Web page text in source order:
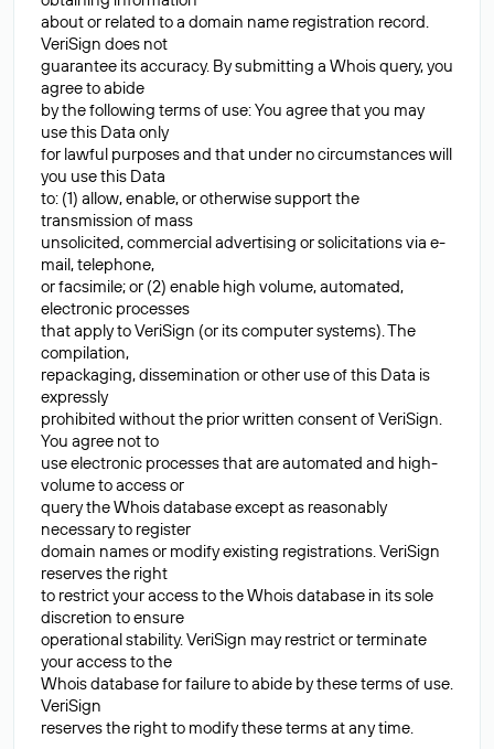
about or related to a domain name registration record.
VeriSign does not
guarantee its accuracy. By submitting a Whois query, you
agree to abide
by the following terms of use: You agree that you may
use this Data only
for lawful purposes and that under no circumstances will
you use this Data
to: (1) allow, enable, or otherwise support the
transmission of mass
unsolicited, commercial advertising or solicitations via e-
mail, telephone,
or facsimile; or (2) enable high volume, automated,
electronic processes
that apply to VeriSign (or its computer systems). The
compilation,
repackaging, dissemination or other use of this Data is
expressly
prohibited without the prior written consent of VeriSign.
You agree not to
use electronic processes that are automated and high-
volume to access or
query the Whois database except as reasonably
necessary to register
domain names or modify existing registrations. VeriSign
reserves the right
to restrict your access to the Whois database in its sole
discretion to ensure
operational stability. VeriSign may restrict or terminate
your access to the
Whois database for failure to abide by these terms of use.
VeriSign
reserves the right to modify these terms at any time.